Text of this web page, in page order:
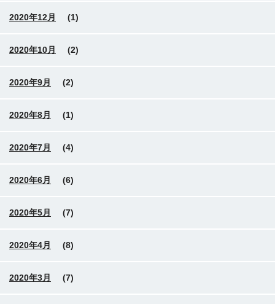
2020年12月 (1)
2020年10月 (2)
2020年9月 (2)
2020年8月 (1)
2020年7月 (4)
2020年6月 (6)
2020年5月 (7)
2020年4月 (8)
2020年3月 (7)